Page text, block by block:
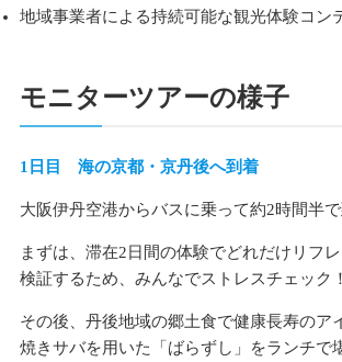
地域事業者による持続可能な観光体験コン
モニターツアーの様子
1日目 海の京都・京丹後へ到着
大阪伊丹空港からバスに乗って約2時間半で
まずは、滞在2日間の体験でどれだけリフ
検証するため、みんなでストレスチェック！
その後、丹後地域の郷土食で健康長寿のア
焼きサバを用いた「ばらずし」をランチで